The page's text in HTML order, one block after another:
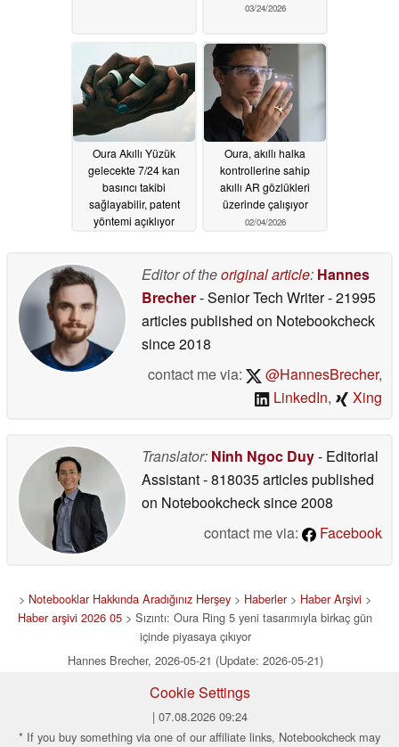
03/24/2026
Oura Akıllı Yüzük
gelecekte 7/24 kan
basıncı takibi
sağlayabilir, patent
yöntemi açıklıyor
Oura, akıllı halka
kontrollerine sahip
akıllı AR gözlükleri
üzerinde çalışıyor
02/04/2026
Editor of theoriginal article: Hannes
Brecher- Senior Tech Writer- 21995
articles published on Notebookcheck
since 2018
contact me via:
@HannesBrecher,
LinkedIn, Xing
Translator: Ninh Ngoc Duy- Editorial
Assistant- 818035 articles published
on Notebookchecksince 2008
contact me via:
Facebook
> Notebooklar Hakkında Aradığınız Herşey > Haberler> Haber Arşivi >
Haber arşivi 2026 05 > Sızıntı: Oura Ring 5 yeni tasarımıyla birkaç gün
içinde piyasaya çıkıyor
Hannes Brecher, 2026-05-21 (Update: 2026-05-21)
Cookie Settings
| 07.08.2026 09:24
* If you buy something via one of our affiliate links, Notebookcheck may